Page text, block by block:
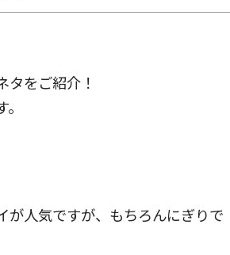
タをご紹介！
が人気ですが、もちろんにぎりで